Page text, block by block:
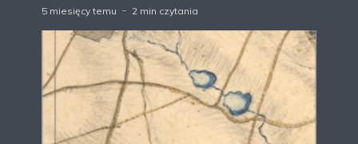
5 miesięcy temu 2 min czytania